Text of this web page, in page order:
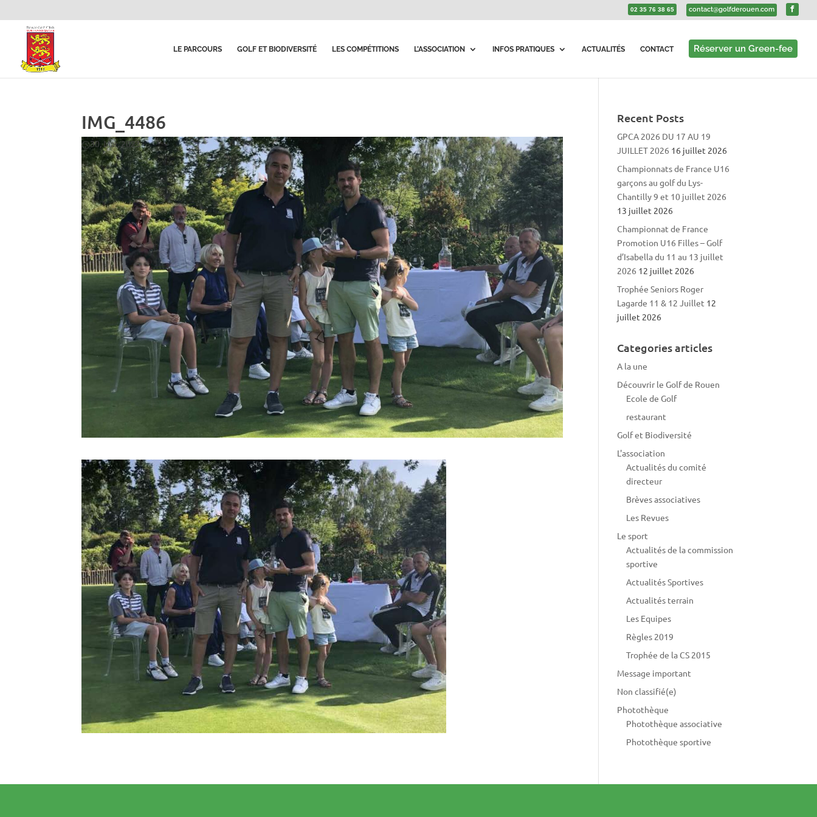
02 35 76 38 65 contact@golfderouen.com
LE PARCOURS GOLF ET BIODIVERSITÉ LES COMPÉTITIONS L’ASSOCIATION INFOS PRATIQUES ACTUALITÉS CONTACT Réserver un Green-fee
IMG_4486
30, Mai, 2023
Recent Posts
GPCA 2026 DU 17 AU 19
JUILLET 2026 16 juillet 2026
Championnats de France U16
garçons au golf du Lys-
Chantilly 9 et 10 juillet 2026
13 juillet 2026
Championnat de France
Promotion U16 Filles – Golf
d’Isabella du 11 au 13 juillet
2026 12 juillet 2026
Trophée Seniors Roger
Lagarde 11 & 12 Juillet 12
juillet 2026
Categories articles
A la une
Découvrir le Golf de Rouen
Ecole de Golf
restaurant
Golf et Biodiversité
L'association
Actualités du comité
directeur
Brèves associatives
Les Revues
Le sport
Actualités de la commission
sportive
Actualités Sportives
Actualités terrain
Les Equipes
Règles 2019
Trophée de la CS 2015
Message important
Non classifié(e)
Photothèque
Photothèque associative
Photothèque sportive